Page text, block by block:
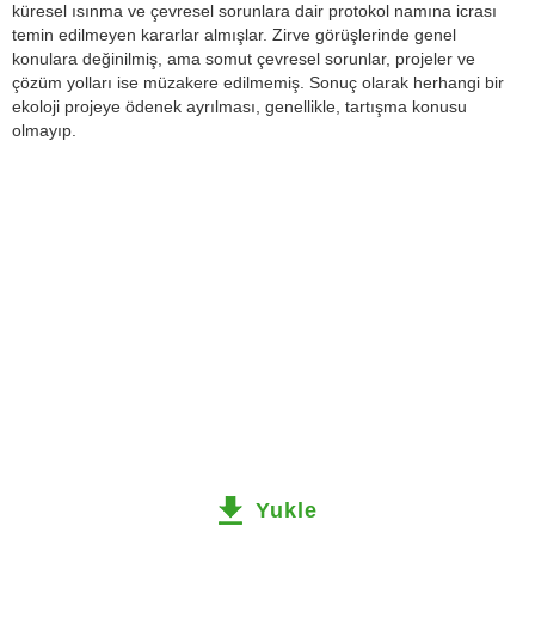
küresel ısınma ve çevresel sorunlara dair protokol namına icrası
temin edilmeyen kararlar almışlar. Zirve görüşlerinde genel
konulara değinilmiş, ama somut çevresel sorunlar, projeler ve
çözüm yolları ise müzakere edilmemiş. Sonuç olarak herhangi bir
ekoloji projeye ödenek ayrılması, genellikle, tartışma konusu
olmayıp.
Yukle